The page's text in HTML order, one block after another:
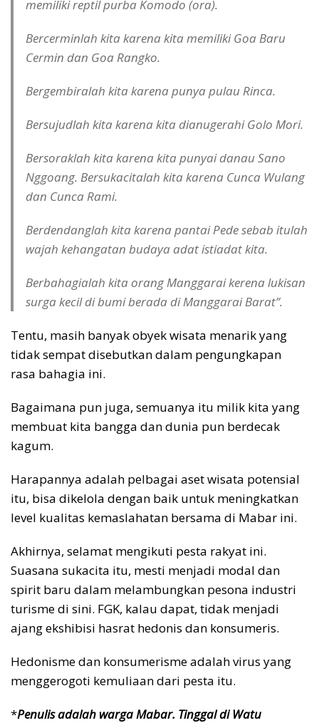
memiliki reptil purba Komodo (ora).
Bercerminlah kita karena kita memiliki Goa Baru
Cermin dan Goa Rangko.
Bergembiralah kita karena punya pulau Rinca.
Bersujudlah kita karena kita dianugerahi Golo Mori.
Bersoraklah kita karena kita punyai danau Sano
Nggoang. Bersukacitalah kita karena Cunca Wulang
dan Cunca Rami.
Berdendanglah kita karena pantai Pede sebab itulah
wajah kehangatan budaya adat istiadat kita.
Berbahagialah kita orang Manggarai kerena lukisan
surga kecil di bumi berada di Manggarai Barat”.
Tentu, masih banyak obyek wisata menarik yang
tidak sempat disebutkan dalam pengungkapan
rasa bahagia ini.
Bagaimana pun juga, semuanya itu milik kita yang
membuat kita bangga dan dunia pun berdecak
kagum.
Harapannya adalah pelbagai aset wisata potensial
itu, bisa dikelola dengan baik untuk meningkatkan
level kualitas kemaslahatan bersama di Mabar ini.
Akhirnya, selamat mengikuti pesta rakyat ini.
Suasana sukacita itu, mesti menjadi modal dan
spirit baru dalam melambungkan pesona industri
turisme di sini. FGK, kalau dapat, tidak menjadi
ajang ekshibisi hasrat hedonis dan konsumeris.
Hedonisme dan konsumerisme adalah virus yang
menggerogoti kemuliaan dari pesta itu.
*Penulis adalah warga Mabar. Tinggal di Watu